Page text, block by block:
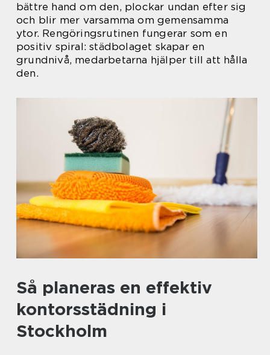
bättre hand om den, plockar undan efter sig
och blir mer varsamma om gemensamma
ytor. Rengöringsrutinen fungerar som en
positiv spiral: städbolaget skapar en
grundnivå, medarbetarna hjälper till att hålla
den.
Så planeras en effektiv
kontorsstädning i
Stockholm